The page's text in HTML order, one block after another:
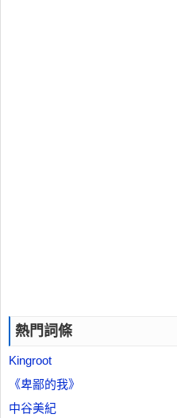
熱門詞條
Kingroot
《卑鄙的我》
中谷美紀